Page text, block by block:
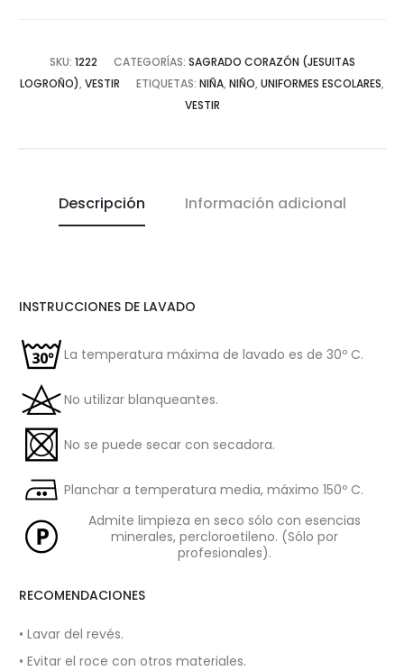
SKU: 1222 CATEGORÍAS: SAGRADO CORAZÓN (JESUITAS
LOGROÑO), VESTIR ETIQUETAS: NIÑA, NIÑO, UNIFORMES ESCOLARES,
VESTIR
Descripción Información adicional
INSTRUCCIONES DE LAVADO
La temperatura máxima de lavado es de 30º C.
No utilizar blanqueantes.
No se puede secar con secadora.
Planchar a temperatura media, máximo 150º C.
Admite limpieza en seco sólo con esencias
minerales, percloroetileno. (Sólo por
profesionales).
RECOMENDACIONES
• Lavar del revés.
• Evitar el roce con otros materiales.